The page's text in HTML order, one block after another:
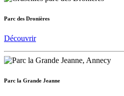
Parc des Dronières
Découvrir
Parc la Grande Jeanne